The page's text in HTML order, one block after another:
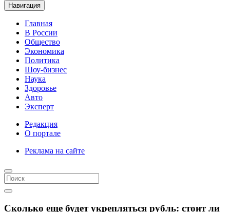
Навигация
Главная
В России
Общество
Экономика
Политика
Шоу-бизнес
Наука
Здоровье
Авто
Эксперт
Редакция
О портале
Реклама на сайте
Сколько еще будет укрепляться рубль: стоит ли